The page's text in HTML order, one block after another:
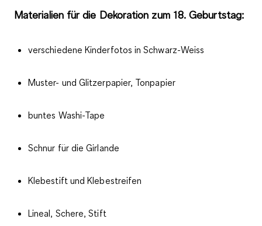
Materialien für die Dekoration zum 18. Geburtstag:
verschiedene Kinderfotos in Schwarz-Weiss
Muster- und Glitzerpapier, Tonpapier
buntes Washi-Tape
Schnur für die Girlande
Klebestift und Klebestreifen
Lineal, Schere, Stift